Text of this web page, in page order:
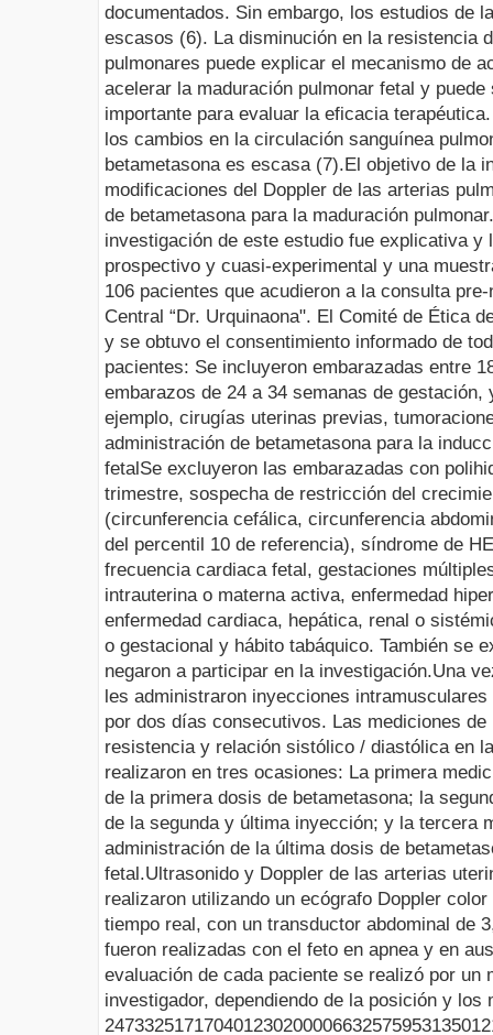
documentados. Sin embargo, los estudios de
escasos (6). La disminución en la resistencia
pulmonares puede explicar el mecanismo de
acelerar la maduración pulmonar fetal y
importante para evaluar la eficacia
los cambios en la circulación sanguínea
betametasona es escasa (7).El objetivo de la
modificaciones del Doppler de las arterias
de betametasona para la maduración pulmonar.
investigación de este estudio fue explicativa y
prospectivo y cuasi-experimental y una
106 pacientes que acudieron a la consulta
Central “Dr. Urquinaona". El Comité de Ética
y se obtuvo el consentimiento informado de
pacientes: Se incluyeron embarazadas entre
embarazos de 24 a 34 semanas de gestación,
ejemplo, cirugías uterinas previas,
administración de betametasona para la
fetalSe excluyeron las embarazadas con
trimestre, sospecha de restricción del
(circunferencia cefálica, circunferencia
del percentil 10 de referencia), síndrome de
frecuencia cardiaca fetal, gestaciones
intrauterina o materna activa, enfermedad
enfermedad cardiaca, hepática, renal o
o gestacional y hábito tabáquico. También se
negaron a participar en la investigación.Una
les administraron inyecciones
por dos días consecutivos. Las mediciones
resistencia y relación sistólico / diastólica en
realizaron en tres ocasiones: La primera
de la primera dosis de betametasona; la
de la segunda y última inyección; y la tercera
administración de la última dosis de
fetal.Ultrasonido y Doppler de las arterias
realizaron utilizando un ecógrafo Doppler
tiempo real, con un transductor abdominal de
fueron realizadas con el feto en apnea y en
evaluación de cada paciente se realizó por un
investigador, dependiendo de la posición y los
2473325171704012302000066325759531350